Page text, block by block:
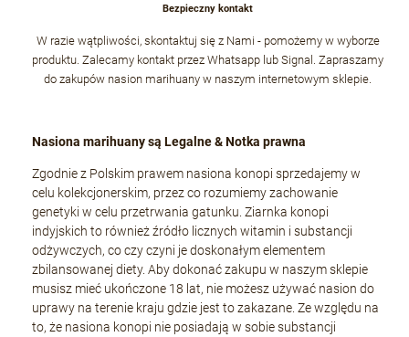
Bezpieczny kontakt
W razie wątpliwości, skontaktuj się z Nami - pomożemy w wyborze
produktu. Zalecamy kontakt przez Whatsapp lub Signal. Zapraszamy
do zakupów nasion marihuany w naszym internetowym sklepie.
Nasiona marihuany są Legalne & Notka prawna
Zgodnie z Polskim prawem nasiona konopi sprzedajemy w
celu kolekcjonerskim, przez co rozumiemy zachowanie
genetyki w celu przetrwania gatunku. Ziarnka konopi
indyjskich to również źródło licznych witamin i substancji
odżywczych, co czy czyni je doskonałym elementem
zbilansowanej diety. Aby dokonać zakupu w naszym sklepie
musisz mieć ukończone 18 lat, nie możesz używać nasion do
uprawy na terenie kraju gdzie jest to zakazane. Ze względu na
to, że nasiona konopi nie posiadają w sobie substancji